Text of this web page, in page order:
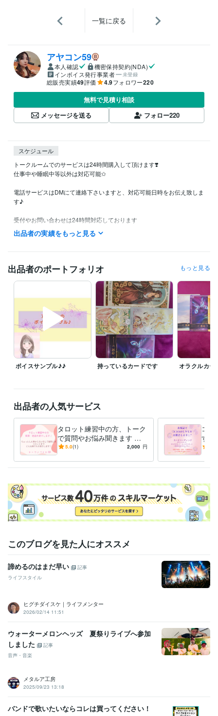
一覧に戻る
アヤコン59
本人確認
機密保持契約(NDA)
インボイス発行事業者
未登録
総販売実績49評価 4.9フォロワー220
無料で見積り相談
メッセージを送る
フォロー220
スケジュール
トークルームでのサービスは24時間購入して頂けます❣️
仕事中や睡眠中等以外は対応可能✩
電話サービスはDMにて連絡下さいますと、対応可能日時をお伝え致しま
す♪
受付やお問い合わせは24時間対応しております
お待たせしないようスムーズな対応を心掛けていますので、よろしくお
願いいたします(*´︶`*)
資格・検定
占い 恋愛 仕事 人間関係 なんでも
悩み相談・カウンセリング 傾聴・相談・雑談
愚痴 雑談 惚気 趣味
出品者の実績をもっと見る
出品者のポートフォリオ もっと見る
ボイスサンプル♪♪ 持っているカードです オラクルカー
出品者の人気サービス
タロット練習中の方、トーク
で質問やお悩み聞きます 練
習していて困ったことを、お
5.0(1) 2,000 円
ココ
す
軽
このブログを見た人にオススメ
諦めるのはまだ早い
記事
ライフスタイル
ヒグチダイスケ｜ライフメンター
2026/02/14 11:51
ウォーターメロンヘッズ 夏祭りライブへ参加
しました
記事
音声・音楽
メタルア工房
2025/09/23 13:18
バンドで歌いたいならコレは買ってください！